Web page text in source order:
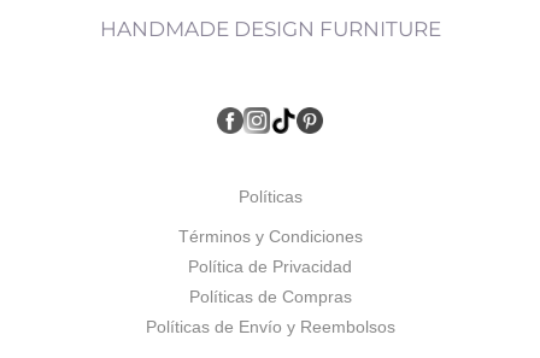
HANDMADE DESIGN FURNITURE
Políticas
Términos y Condiciones
Política de Privacidad
Políticas de Compras
Políticas de Envío y Reembolsos